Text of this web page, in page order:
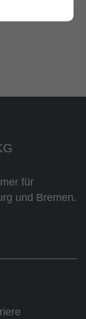
für
und Bremen.